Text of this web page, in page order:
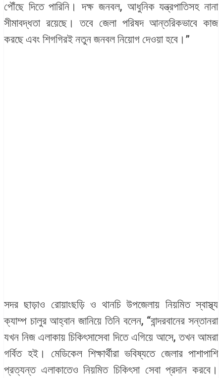
পৌঁছে দিতে পারিনি। দক্ষ জনবল, আধুনিক যন্ত্রপাতিসহ নানা
সীমাবদ্ধতা রয়েছে। তবে জেলা পরিষদ আন্তরিকভাবে কাজ
করছে এবং শিগগিরই নতুন জনবল নিয়োগ দেওয়া হবে।”
সদর ছাড়াও রোয়াংছড়ি ও থানচি উপজেলায় নিয়মিত স্বাস্থ্য
ক্যাম্প চালুর আহ্বান জানিয়ে তিনি বলেন, “বান্দরবানের সন্তানরা
যখন নিজ এলাকায় চিকিৎসাসেবা দিতে এগিয়ে আসে, তখন আমরা
গর্বিত হই। মেডিকেল শিক্ষার্থীরা ভবিষ্যতে জেলার পাশাপাশি
প্রত্যন্ত এলাকাতেও নিয়মিত চিকিৎসা সেবা প্রদান করবে।